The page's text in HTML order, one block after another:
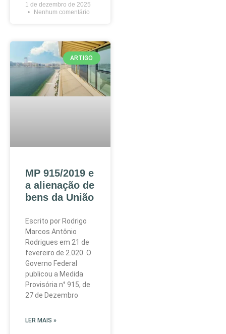
1 de dezembro de 2025
Nenhum comentário
ARTIGO
MP 915/2019 e
a alienação de
bens da União
Escrito por Rodrigo
Marcos Antônio
Rodrigues em 21 de
fevereiro de 2.020. O
Governo Federal
publicou a Medida
Provisória n° 915, de
27 de Dezembro
LER MAIS »